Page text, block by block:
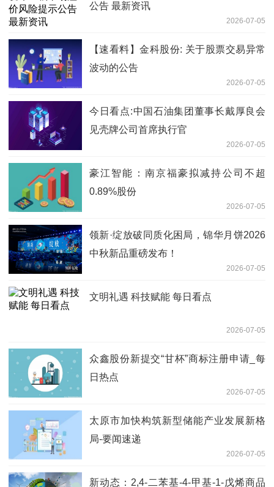
公告 最新资讯
2026-07-05
【速看料】金科股份: 关于股票交易异常
波动的公告
2026-07-05
今日看点:中国石油集团董事长戴厚良会
见壳牌公司首席执行官
2026-07-05
豪江智能：南京福豪拟减持公司不超
0.89%股份
2026-07-05
领新·绽放破同质化困局，锦华月饼2026
中秋新品重磅发布！
2026-07-05
文明礼遇 科技赋能 每日看点
2026-07-05
众鑫股份新提交“甘杯”商标注册申请_每
日热点
2026-07-05
太原市加快构筑新型储能产业发展新格
局-要闻速递
2026-07-05
新动态：2,4-二苯基-4-甲基-1-戊烯商品